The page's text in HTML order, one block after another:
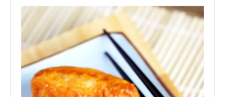
e
n
s
e